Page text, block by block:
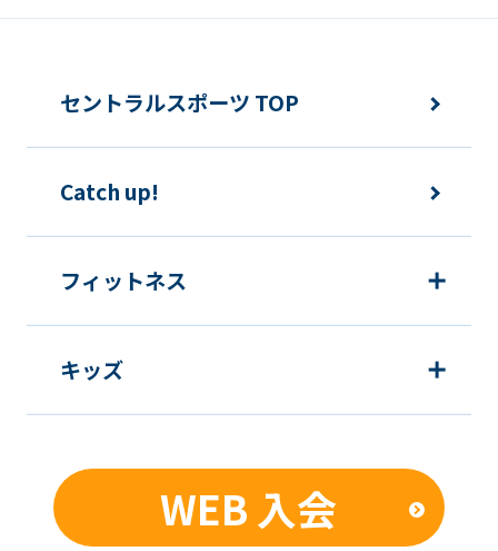
セントラルスポーツ TOP
Catch up!
フィットネス
キッズ
WEB 入会